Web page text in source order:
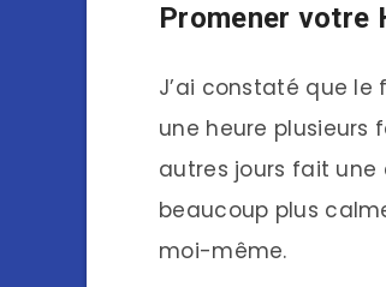
Promener votre
J’ai constaté que le
une heure plusieurs
autres jours fait
beaucoup plus
moi-même.